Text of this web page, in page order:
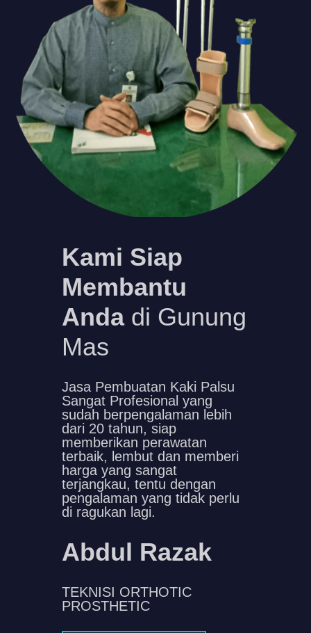
Kami Siap
Membantu
Andadi Gunung
Mas
Jasa Pembuatan Kaki Palsu
Sangat Profesional yang
sudah berpengalaman lebih
dari 20 tahun, siap
memberikan perawatan
terbaik, lembut dan memberi
harga yang sangat
terjangkau, tentu dengan
pengalaman yang tidak perlu
di ragukan lagi.
Abdul Razak
TEKNISI ORTHOTIC
PROSTHETIC